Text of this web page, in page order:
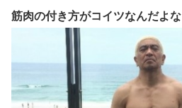
筋肉の付き方がコイツなんだよな